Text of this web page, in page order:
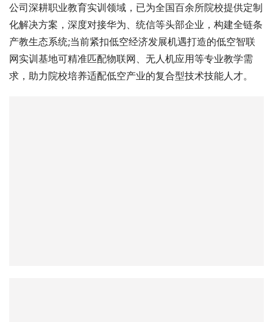
公司深耕职业教育实训领域，已为全国百余所院校提供定制
化解决方案，深度对接华为、统信等头部企业，构建全链条
产教生态系统;当前紧扣低空经济发展机遇打造的低空智联
网实训基地可精准匹配物联网、无人机应用等专业教学需
求，助力院校培养适配低空产业的复合型技术技能人才。